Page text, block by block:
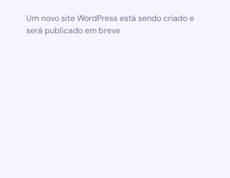
Um novo site WordPress está sendo criado e
será publicado em breve